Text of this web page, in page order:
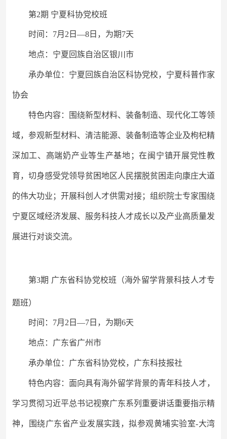
第2期 宁夏科协党校班
时间： 7月2日—8日，为期7天
地点：宁夏回族自治区银川市
承办单位：宁夏回族自治区科协党校，宁夏科普作家
协会
特色内容：围绕新型材料、装备制造、现代化工等领
域，参观新型材料、清洁能源、装备制造等企业及枸杞精
深加工、高端奶产业等生产基地；在闽宁镇开展党性教
育，切身感受党领导贫困地区人民摆脱贫困走向康庄大道
的伟大功业；开展科创人才供需对接；组织院士专家围绕
宁夏区域经济发展、服务科技人才成长以及产业高质量发
展进行对谈交流。
第3期 广东省科协党校班（海外留学背景科技人才专
题班）
时间： 7月2日—7日，为期6天
地点：广东省广州市
承办单位：广东省科协党校，广东科技报社
特色内容：面向具有海外留学背景的青年科技人才，
学习贯彻习近平总书记视察广东系列重要讲话重要指示精
神，围绕广东省产业发展实践，拟参观黄埔实验室-大湾